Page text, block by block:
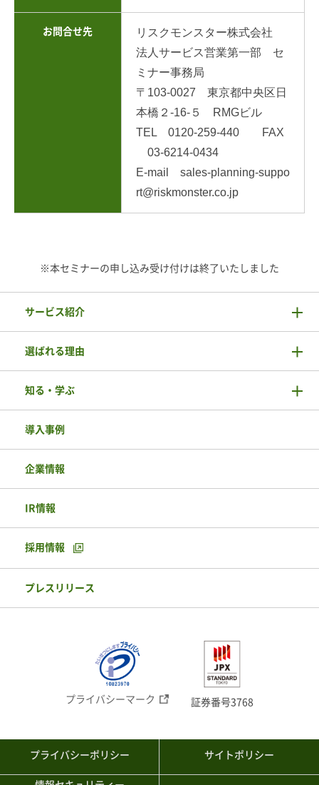
お問合せ先
リスクモンスター株式会社
法人サービス営業第一部 セ
ミナー事務局
〒103-0027 東京都中央区日
本橋２-16-５ RMGビル
TEL 0120-259-440 FAX
03-6214-0434
E-mail sales-planning-suppo
rt@riskmonster.co.jp
※本セミナーの申し込み受け付けは終了いたしました
サービス紹介
選ばれる理由
知る・学ぶ
導入事例
企業情報
IR情報
採用情報
プレスリリース
プライバシーマーク 証券番号3768
プライバシーポリシー サイトポリシー